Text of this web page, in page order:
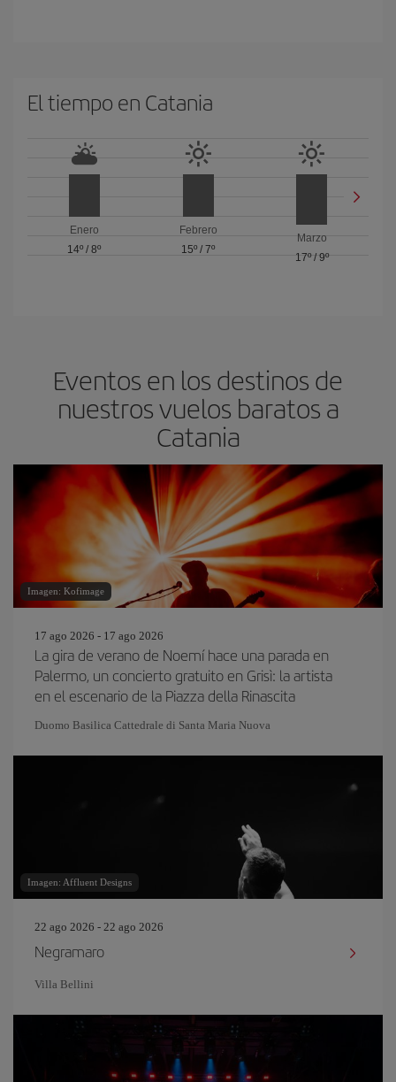
El tiempo en Catania
Enero
14º /8º
Febrero
15º / 7º
Marzo
17º/ 9º
Eventos en los destinos de
nuestros vuelos baratos a
Catania
Imagen: Kofimage
17 ago 2026 - 17 ago 2026
La gira de verano de Noemí hace una parada en
Palermo, un concierto gratuito en Grisì: la artista
en el escenario de la Piazza della Rinascita
Duomo Basilica Cattedrale di Santa Maria Nuova
Imagen: Affluent Designs
22 ago 2026 - 22 ago 2026
Negramaro
Villa Bellini